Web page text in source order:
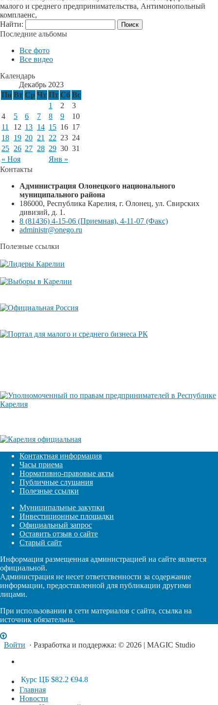
малого и среднего предпринимательства, Антимонопольный
комплаенс,
Найти:
Последние альбомы
Все фото
Все видео
Календарь
Декабрь 2023
Пн Вт Ср Чт Пт Сб Вс
« Ноя Янв »
1 2
3
4
5 6 7 8 9
10
11
12 13 14 15 16 17
18 19 20 21 22 23 24
25 26 27 28 29 30 31
Контакты
Администрация Олонецкого национального
муниципального района
186000, Республика Карелия, г. Олонец, ул. Свирских
дивизий, д. 1.
8 (81436) 4-15-06 (Приемная), 4-11-07 (Факс)
administr@onego.ru
Полезные ссылки
Контактная информация
Часы приема
Нормативно-правовые акты
Публичные слушания
Полезные ссылки
Муниципальные закупки
Инвестиционные площадки
Официальный запрос
Оставить отзыв о сайте
Старый сайт
Информация размещенная администрацией на сайте является
официальной.
Администрация не несет ответственности за содержание
информации, предоставленной для публикации другими
лицами.
При использовании в сети материалов с сайта, ссылка на
источник обязательна.
Войти · Разработка и поддержка: © 2026 | MAGIC Studio
Курс ЦБ $82.2 €94.8
Главная
Новости